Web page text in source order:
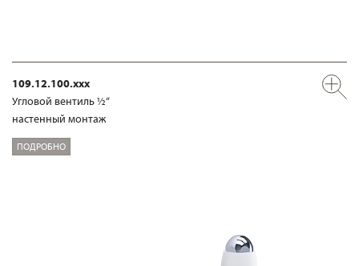
109.12.100.xxx
Угловой вентиль ½“
настенный монтаж
ПОДРОБНО